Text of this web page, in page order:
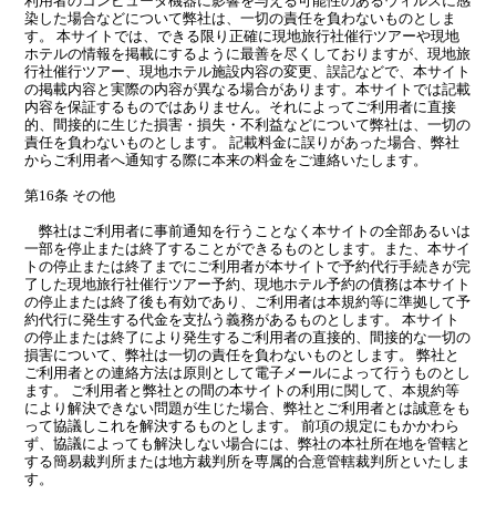
染した場合などについて弊社は、一切の責任を負わないものとしま
す。 本サイトでは、できる限り正確に現地旅行社催行ツアーや現地
ホテルの情報を掲載にするように最善を尽くしておりますが、現地旅
行社催行ツアー、現地ホテル施設内容の変更、誤記などで、本サイト
の掲載内容と実際の内容が異なる場合があります。本サイトでは記載
内容を保証するものではありません。それによってご利用者に直接
的、間接的に生じた損害・損失・不利益などについて弊社は、一切の
責任を負わないものとします。 記載料金に誤りがあった場合、弊社
からご利用者へ通知する際に本来の料金をご連絡いたします。
第16条 その他
弊社はご利用者に事前通知を行うことなく本サイトの全部あるいは
一部を停止または終了することができるものとします。また、本サイ
トの停止または終了までにご利用者が本サイトで予約代行手続きが完
了した現地旅行社催行ツアー予約、現地ホテル予約の債務は本サイト
の停止または終了後も有効であり、ご利用者は本規約等に準拠して予
約代行に発生する代金を支払う義務があるものとします。 本サイト
の停止または終了により発生するご利用者の直接的、間接的な一切の
損害について、弊社は一切の責任を負わないものとします。 弊社と
ご利用者との連絡方法は原則として電子メールによって行うものとし
ます。 ご利用者と弊社との間の本サイトの利用に関して、本規約等
により解決できない問題が生じた場合、弊社とご利用者とは誠意をも
って協議しこれを解決するものとします。 前項の規定にもかかわら
ず、協議によっても解決しない場合には、弊社の本社所在地を管轄と
する簡易裁判所または地方裁判所を専属的合意管轄裁判所といたしま
す。